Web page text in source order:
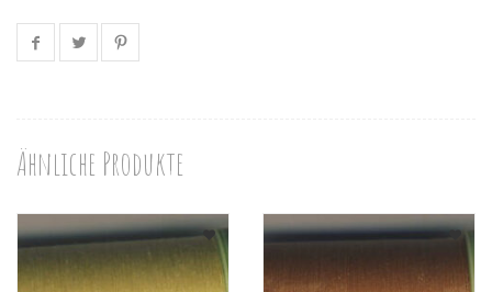
Ähnliche Produkte